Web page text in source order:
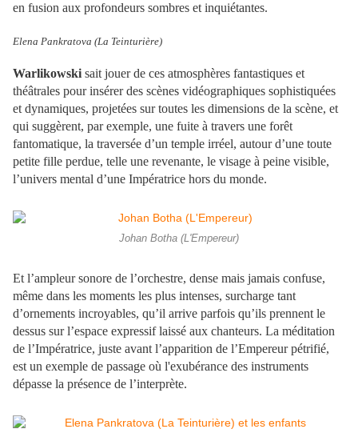
en fusion aux profondeurs sombres et inquiétantes.
Elena Pankratova (La Teinturière)
Warlikowski sait jouer de ces atmosphères fantastiques et
théâtrales pour insérer des scènes vidéographiques sophistiquées
et dynamiques, projetées sur toutes les dimensions de la scène, et
qui suggèrent, par exemple, une fuite à travers une forêt
fantomatique, la traversée d’un temple irréel, autour d’une toute
petite fille perdue, telle une revenante, le visage à peine visible,
l’univers mental d’une Impératrice hors du monde.
Johan Botha (L'Empereur)
Et l’ampleur sonore de l’orchestre, dense mais jamais confuse,
même dans les moments les plus intenses, surcharge tant
d’ornements incroyables, qu’il arrive parfois qu’ils prennent le
dessus sur l’espace expressif laissé aux chanteurs. La méditation
de l’Impératrice, juste avant l’apparition de l’Empereur pétrifié,
est un exemple de passage où l'exubérance des instruments
dépasse la présence de l’interprète.